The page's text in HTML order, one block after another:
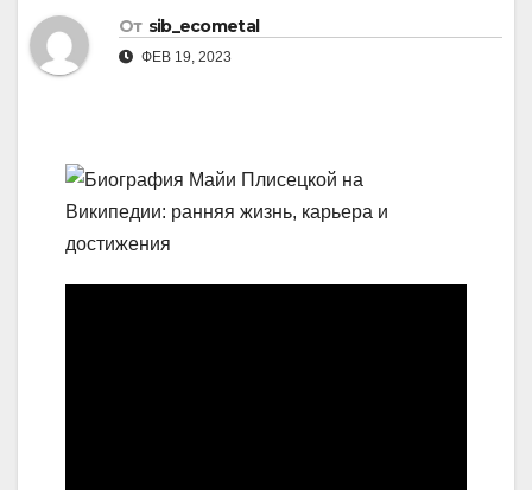
От sib_ecometal
ФЕВ 19, 2023